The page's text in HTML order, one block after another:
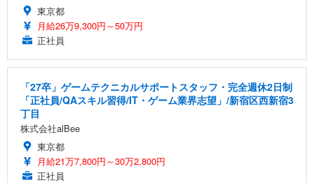
東京都
月給26万9,300円～50万円
正社員
「27卒」ゲームテクニカルサポートスタッフ・完全週休2日制
「正社員/QAスキル習得/IT・ゲーム業界志望」/新宿区西新宿3
丁目
株式会社alBee
東京都
月給21万7,800円～30万2,800円
正社員